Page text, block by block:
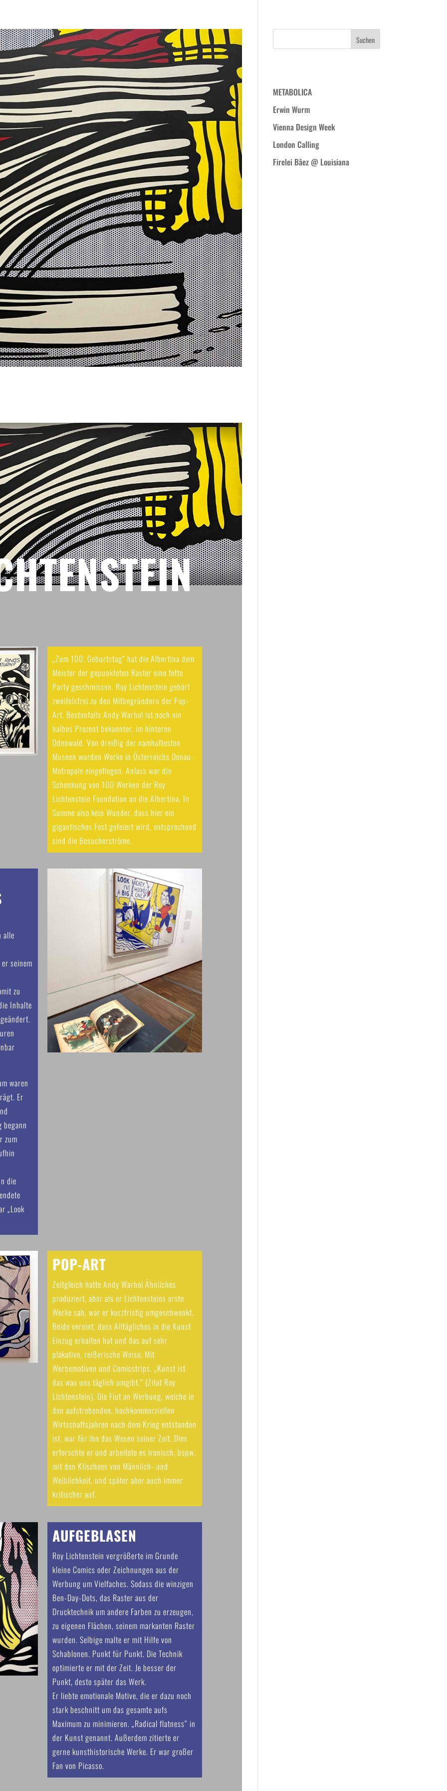
„Zum 100. Geburtstag“ hat die Albertina dem
Meister der gepunkteten Raster eine fette
Party geschmissen. Roy Lichtenstein gehört
zweifelsfrei zu den Mitbegründern der Pop-
Art. Bestenfalls Andy Warhol ist noch ein
halbes Prozent bekannter, im hinteren
Odenwald. Von dreißig der namhaftesten
Museen wurden Werke in Österreichs Donau-
Metropole eingeflogen. Anlass war die
Schenkung von 100 Werken der Roy
Lichtenstein Foundation an die Albertina. In
Summe also kein Wunder, dass hier ein
gigantisches Fest gefeiert wird, entsprechend
sind die Besucherströme.
alle
seinem
zu
Inhalte
waren
Er
zum
die
„Look
POP-ART
Zeitgleich hatte Andy Warhol Ähnliches
produziert, aber als er Lichtensteins erste
Werke sah, war er kurzfristig umgeschwenkt.
Beide vereint, dass Alltägliches in die Kunst
Einzug erhalten hat und das auf sehr
plakative, reißerische Weise. Mit
Werbemotiven und Comicstrips. „Kunst ist
das was uns täglich umgibt.“ (Zitat Roy
Lichtenstein). Die Flut an Werbung, welche in
den aufstrebenden, hochkommerziellen
Wirtschaftsjahren nach dem Krieg entstanden
ist, war für ihn das Wesen seiner Zeit. Dies
erforschte er und arbeitete es ironisch, bspw.
mit den Klischees von Männlich- und
Weiblichkeit, und später aber auch immer
kritischer auf.
AUFGEBLASEN
Roy Lichtenstein vergrößerte im Grunde
kleine Comics oder Zeichnungen aus der
Werbung um Vielfaches. Sodass die winzigen
Ben-Day-Dots, das Raster aus der
Drucktechnik um andere Farben zu erzeugen,
zu eigenen Flächen, seinem markanten Raster
wurden. Selbige malte er mit Hilfe von
Schablonen. Punkt für Punkt. Die Technik
optimierte er mit der Zeit. Je besser der
Punkt, desto später das Werk.
Er liebte emotionale Motive, die er dazu noch
stark beschnitt um das gesamte aufs
Maximum zu minimieren. „Radical flatness“ in
der Kunst genannt. Außerdem zitierte er
gerne kunsthistorische Werke. Er war großer
Fan von Picasso.
METABOLICA
Erwin Wurm
Vienna Design Week
London Calling
Firelei Bâez @ Louisiana